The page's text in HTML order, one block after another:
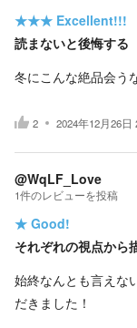
★★★ Excellent!!!
読まないと後悔する
冬にこんな絶品会う
2 2024年12月26日
@WqLF_Love
1件のレビューを投稿
★ Good!
それぞれの視点から
始終なんとも言えな
だきました！